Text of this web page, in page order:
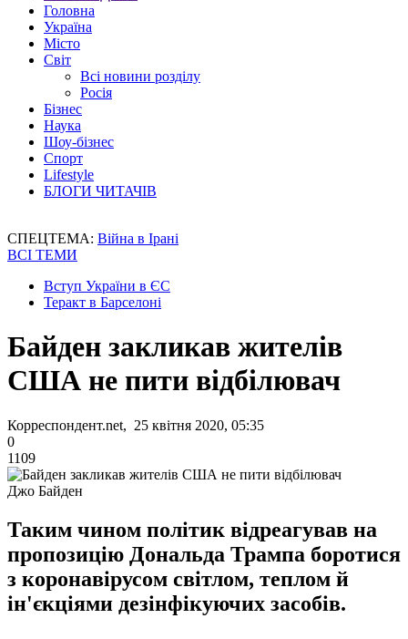
Головна
Україна
Місто
Світ
Всі новини розділу
Росія
Бізнес
Наука
Шоу-бізнес
Спорт
Lifestyle
БЛОГИ ЧИТАЧІВ
СПЕЦТЕМА: Війна в Ірані
ВСІ ТЕМИ
Вступ України в ЄС
Теракт в Барселоні
Байден закликав жителів
США не пити відбілювач
Корреспондент.net, 25 квітня 2020, 05:35
0
1109
Джо Байден
Таким чином політик відреагував на
пропозицію Дональда Трампа боротися
з коронавірусом світлом, теплом й
ін'єкціями дезінфікуючих засобів.